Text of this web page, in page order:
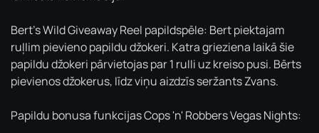
Bert's Wild Giveaway Reel papildspēle: Bert piektajam
ruļlim pievieno papildu džokeri. Katra grieziena laikā šie
papildu džokeri pārvietojas par 1 rulli uz kreiso pusi. Bērts
pievienos džokerus, līdz viņu aizdzīs seržants Zvans.
Papildu bonusa funkcijas Cops 'n' Robbers Vegas Nights: